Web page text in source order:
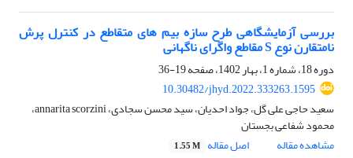
بررسی آزمایشگاهی طرح سازه بیم های متقاطع در کنترل پرش
نامتقارن نوع S مقاطع واگرای ناگهانی
دوره 18، شماره 1، بهار 1402، صفحه
19-36
10.30482/jhyd.2022.333263.1595
سعید حاجی علی گل، جواد احدیان، سید محسن سجادی، annarita scorzini،
محمود شفاعی بجستان
مشاهده مقاله
اصل مقاله 1.55 M